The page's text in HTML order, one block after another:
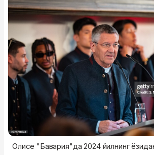
Олисе "Бавария"да 2024 йилнинг